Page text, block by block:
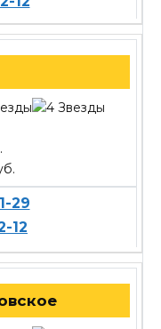
29
12